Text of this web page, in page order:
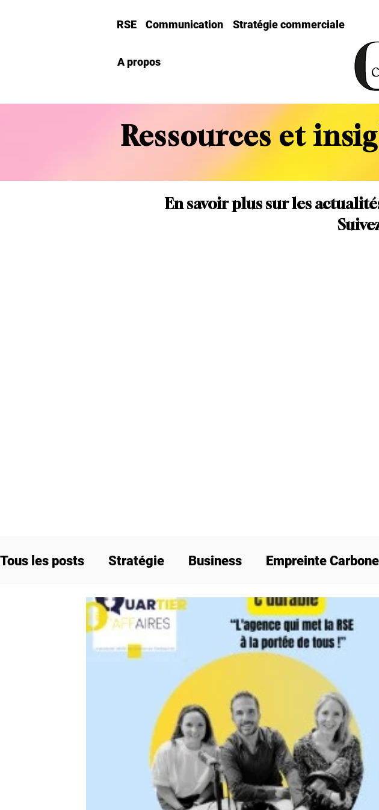
RSE Communication Stratégie commerciale
A propos
Ressources et
En savoir plus sur les
Tous les posts Stratégie Business Empreinte Carbone
Labels et réglementation Communication Nos actus